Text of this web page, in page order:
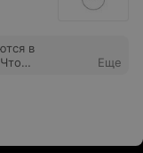
хотите
лично
Еще